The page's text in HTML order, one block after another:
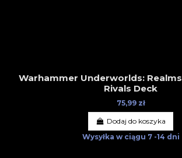
Warhammer Underworlds:
Rivals Deck
75,99 zł
Dodaj do koszyka
Wysyłka w ciągu 7 -14 dni